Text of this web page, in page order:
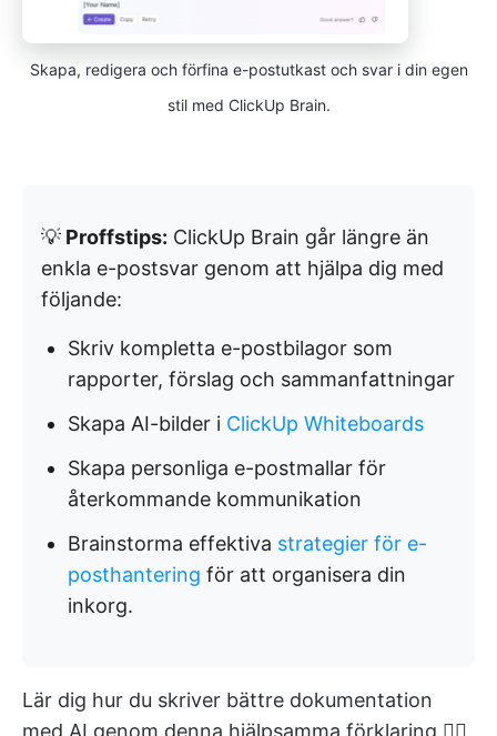
Skapa, redigera och förfina e-postutkast och svar i din egen
stil med ClickUp Brain.
💡 Proffstips: ClickUp Brain går längre än
enkla e-postsvar genom att hjälpa dig med
följande:
Skriv kompletta e-postbilagor som
rapporter, förslag och sammanfattningar
Skapa AI-bilder i ClickUp Whiteboards
Skapa personliga e-postmallar för
återkommande kommunikation
Brainstorma effektiva strategier för e-
posthantering för att organisera din
inkorg.
Lär dig hur du skriver bättre dokumentation
med AI genom denna hjälpsamma förklaring 👇🏽